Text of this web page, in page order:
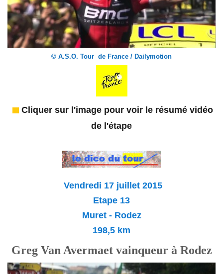
© A.S.O. Tour de France / Dailymotion
Cliquer sur l'image pour voir le résumé vidéo
de l'étape
Vendredi 17 juillet2015
Etape 13
Muret - Rodez
198,5 km
Greg Van Avermaet vainqueur à Rodez